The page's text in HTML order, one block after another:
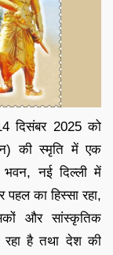
दिसंबर 2025 को
की स्मृति में एक
भवन, नई दिल्ली में
का हिस्सा रहा,
और सांस्कृतिक
रहा है तथा देश की